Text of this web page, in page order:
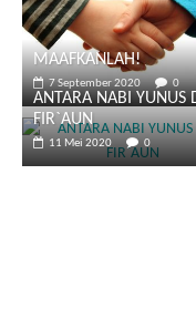
MAAFKANLAH!
7 September 2020 0
ANTARA NABI YUNUS
FIR`AUN
11 Mei 2020 0